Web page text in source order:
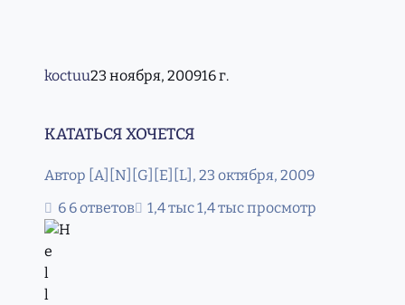
koctuu23 ноября, 200916 г.
КАТАТЬСЯ ХОЧЕТСЯ
Автор [A][N][G][E][L] , 23 октября, 2009
6 ответов
1,4 тыс просмотр